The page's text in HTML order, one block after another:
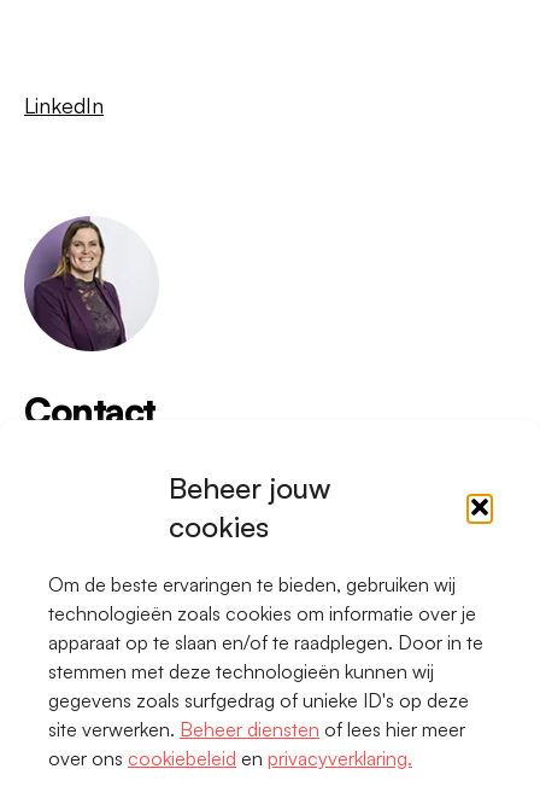
Beheer jouw
cookies
Om de beste ervaringen te bieden, gebruiken wij
technologieën zoals cookies om informatie over je
apparaat op te slaan en/of te raadplegen. Door in te
stemmen met deze technologieën kunnen wij
gegevens zoals surfgedrag of unieke ID's op deze
site verwerken. Beheer diensten of lees hier meer
over ons cookiebeleid en privacyverklaring.
Contact
Neem dan contact op met onze
programmamanager Loes Heerts.
l.heerts@twentsekoers.nl
LinkedIn
Privacy
Cookiebeleid